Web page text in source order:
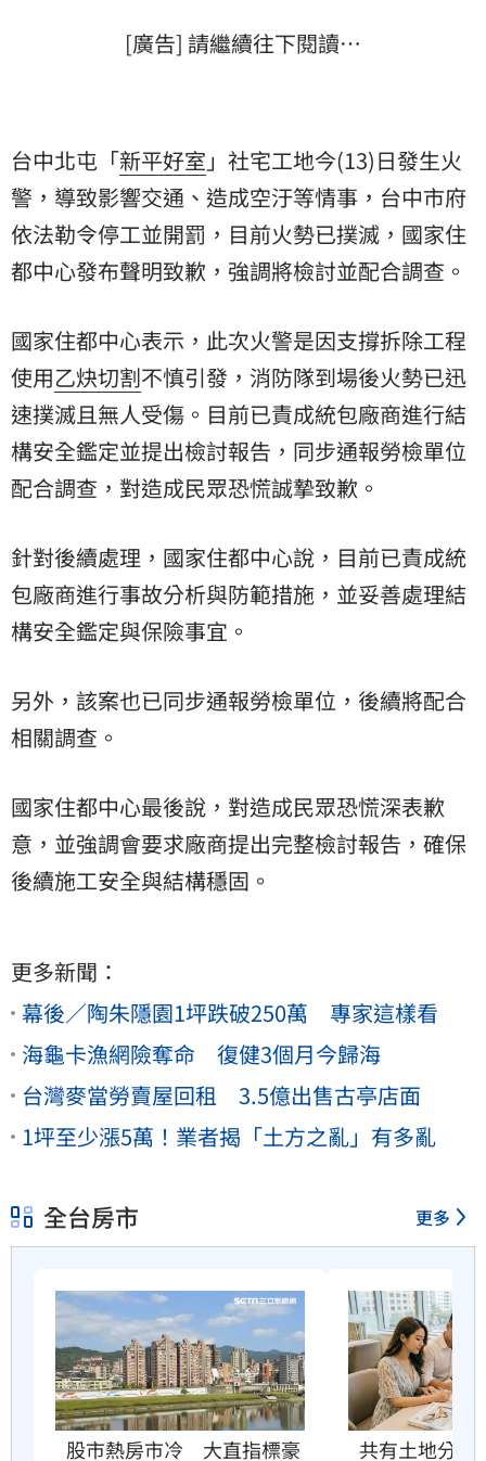
[廣告] 請繼續往下閱讀…
台中北屯「新平好室 」社宅工地今(13)日發生火
警，導致影響交通、造成空汙等情事，台中市府
依法勒令停工並開罰，目前火勢已撲滅， 國家住
都中心發布聲明致歉，強調將檢討並配合調查。
國家住都中心表示，此次火警是因支撐拆除工程
使用乙炔切割不慎引發，消防隊到場後火勢已迅
速撲滅且無人受傷。目前已責成統包廠商進行結
構安全鑑定並提出檢討報告，同步通報勞檢單位
配合調查，對造成民眾恐慌誠摯致歉。
針對後續處理，國家住都中心說，目前已責成統
包廠商進行事故分析與防範措施，並妥善處理結
構安全鑑定與保險事宜。
另外，該案也已同步通報勞檢單位，後續將配合
相關調查。
國家住都中心最後說，對造成民眾恐慌深表歉
意，並強調會要求廠商提出完整檢討報告，確保
後續施工安全與結構穩固。
更多新聞：
幕後／陶朱隱園1坪跌破250萬 專家這樣看
海龜卡漁網險奪命 復健3個月今歸海
台灣麥當勞賣屋回租 3.5億出售古亭店面
1坪至少漲5萬！業者揭「土方之亂」有多亂
全台房市 更多
股市熱房市冷　大直指標豪 共有土地分內